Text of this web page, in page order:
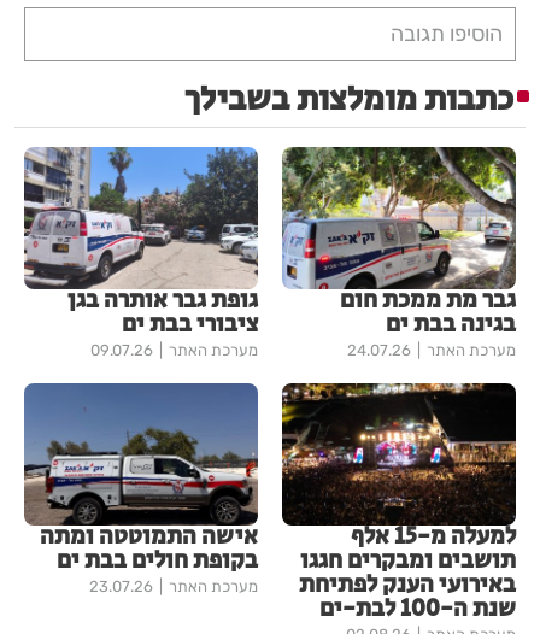
הוסיפו תגובה
כתבות מומלצות בשבילך
גבר מת ממכת חום
בגינה בבת ים
מערכת האתר 24.07.26
גופת גבר אותרה בגן
ציבורי בבת ים
מערכת האתר 09.07.26
למעלה מ-15 אלף
תושבים ומבקרים חגגו
באירועי הענק לפתיחת
שנת ה-100 לבת-ים
אישה התמוטטה ומתה
בקופת חולים בבת ים
מערכת האתר 23.07.26